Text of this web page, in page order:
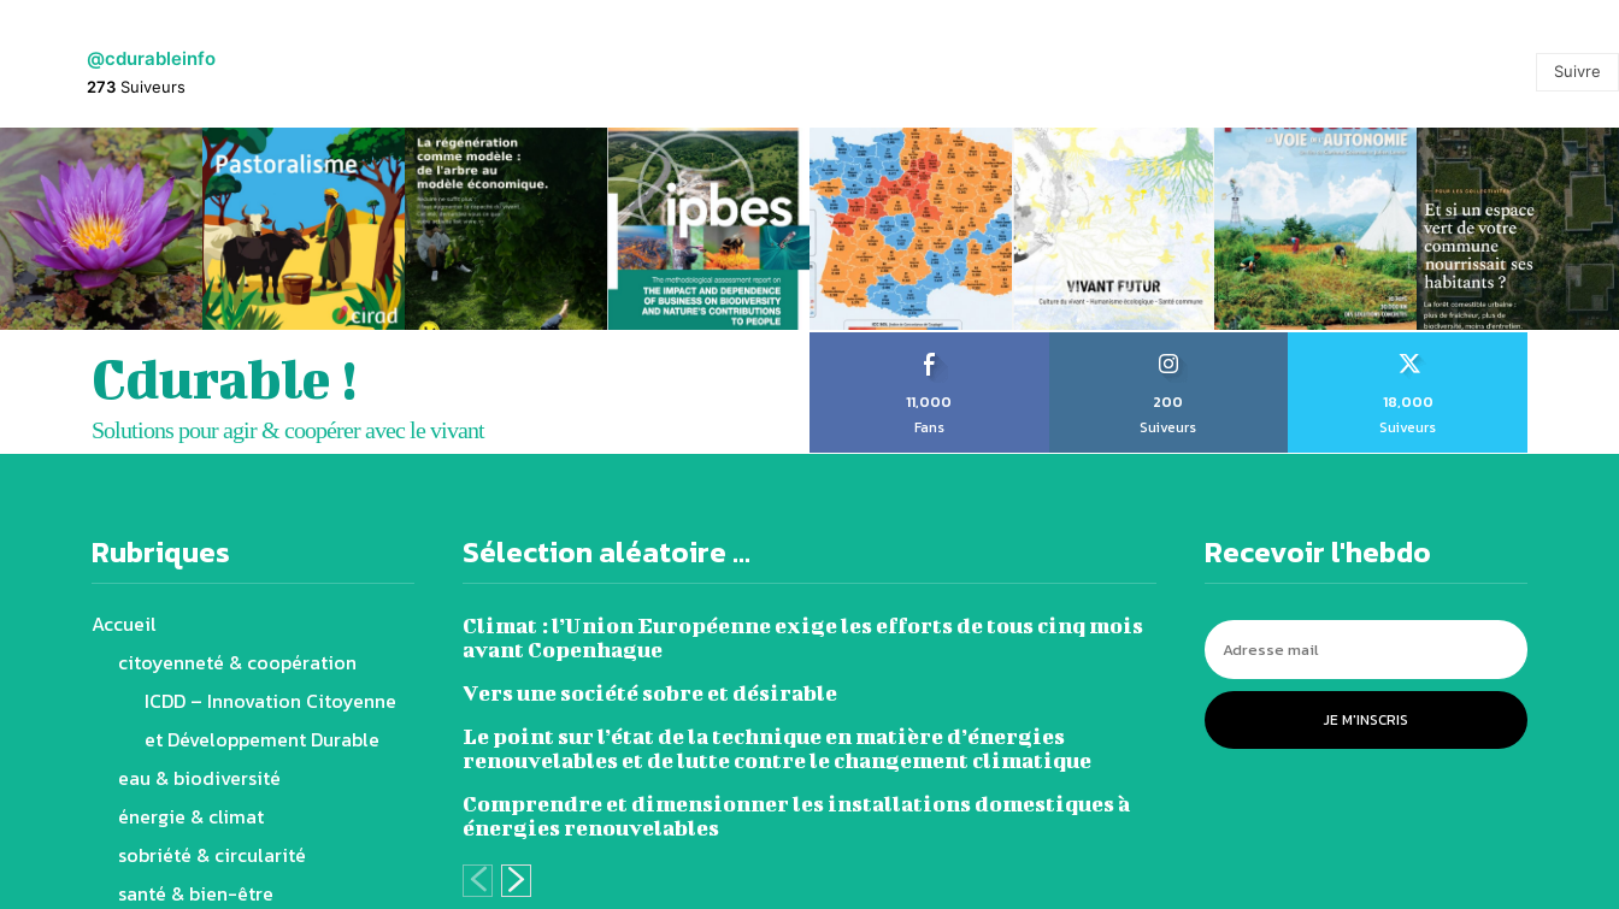
@cdurableinfo
273 Suiveurs
Suivre
Cdurable !
Solutions pour agir & coopérer avec le vivant
11,000
Fans
200
Suiveurs
18,000
Suiveurs
Rubriques
Accueil
citoyenneté & coopération
ICDD – Innovation Citoyenne
et Développement Durable
eau & biodiversité
énergie & climat
sobriété & circularité
santé & bien-être
Sélection aléatoire ...
Climat : l’Union Européenne exige les efforts de tous cinq mois
avant Copenhague
Vers une société sobre et désirable
Le point sur l’état de la technique en matière d’énergies
renouvelables et de lutte contre le changement climatique
Comprendre et dimensionner les installations domestiques à
énergies renouvelables
Recevoir l'hebdo
JE M'INSCRIS